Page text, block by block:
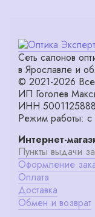
Сеть салонов
в Ярославле и
© 2021-2026
ИП Гоголев
ИНН
Режим работы:
Интернет-
Пункты выдачи
Оформление
Оплата
Доставка
Обмен и возврат